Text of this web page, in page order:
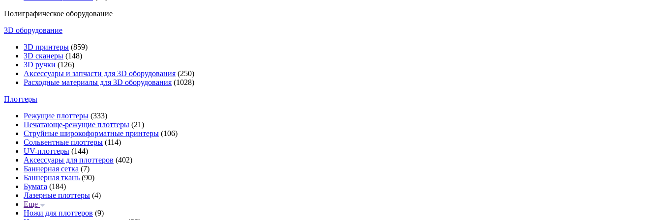
Полиграфическое оборудование
3D оборудование
3D принтеры (859)
3D сканеры (148)
3D ручки (126)
Аксессуары и запчасти для 3D оборудования (250)
Расходные материалы для 3D оборудования (1028)
Плоттеры
Режущие плоттеры (333)
Печатающе-режущие плоттеры (21)
Струйные широкоформатные принтеры (106)
Сольвентные плоттеры (114)
UV-плоттеры (144)
Аксессуары для плоттеров (402)
Баннерная сетка (7)
Баннерная ткань (90)
Бумага (184)
Лазерные плоттеры (4)
Еще
Ножи для плоттеров (9)